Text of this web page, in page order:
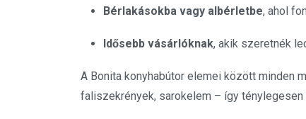
Bérlakásokba vagy albérletbe, ahol
Idősebb vásárlóknak, akik szeretnék
A Bonita konyhabútor elemei között minden
faliszekrények, sarokelem – így